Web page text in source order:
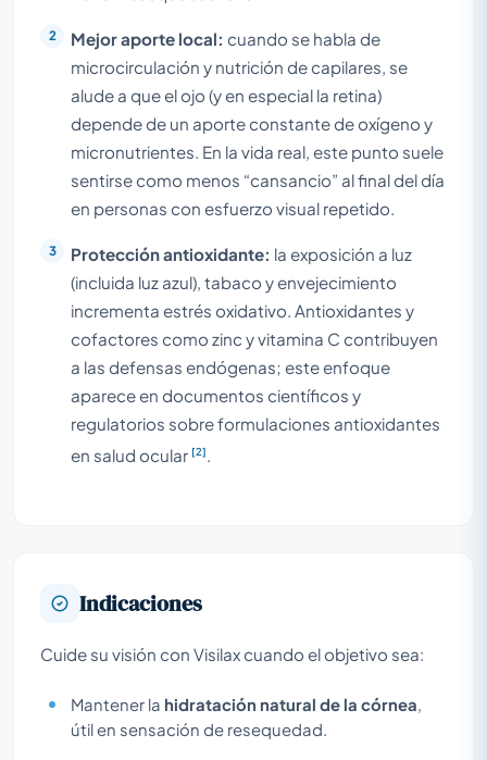
Mejor aporte local: cuando se habla de
microcirculación y nutrición de capilares, se
alude a que el ojo (y en especial la retina)
depende de un aporte constante de oxígeno y
micronutrientes. En la vida real, este punto suele
sentirse como menos “cansancio” al final del día
en personas con esfuerzo visual repetido.
Protección antioxidante: la exposición a luz
(incluida luz azul), tabaco y envejecimiento
incrementa estrés oxidativo. Antioxidantes y
cofactores como zinc y vitamina C contribuyen
a las defensas endógenas; este enfoque
aparece en documentos científicos y
regulatorios sobre formulaciones antioxidantes
en salud ocular [2].
Indicaciones
Cuide su visión con Visilax cuando el objetivo sea:
Mantener la hidratación natural de la córnea
útil en sensación de resequedad.